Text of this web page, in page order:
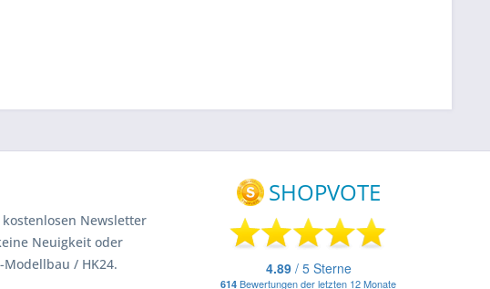
Newsletter
Neuigkeit oder
/ HK24.